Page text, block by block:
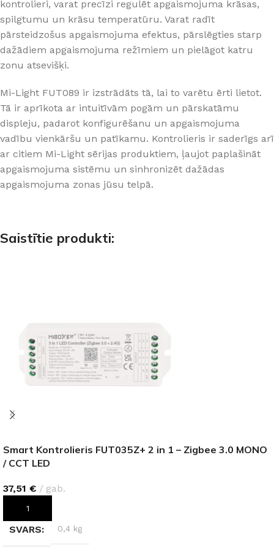
kontrolieri, varat precīzi regulēt apgaismojuma krāsas,
spilgtumu un krāsu temperatūru. Varat radīt
pārsteidzošus apgaismojuma efektus, pārslēgties starp
dažādiem apgaismojuma režīmiem un pielāgot katru
zonu atsevišķi.
Mi-Light FUT089 ir izstrādāts tā, lai to varētu ērti lietot.
Tā ir aprīkota ar intuitīvām pogām un pārskatāmu
displeju, padarot konfigurēšanu un apgaismojuma
vadību vienkāršu un patīkamu. Kontrolieris ir saderīgs arī
ar citiem Mi-Light sērijas produktiem, ļaujot paplašināt
apgaismojuma sistēmu un sinhronizēt dažādas
apgaismojuma zonas jūsu telpā.
Saistītie produkti:
Smart Kontrolieris FUT035Z+ 2 in 1 – Zigbee 3.0 MONO
/ CCT LED
37,51 € gab.
PIEVIENOT GROZAM
SVARS 0,4 kg